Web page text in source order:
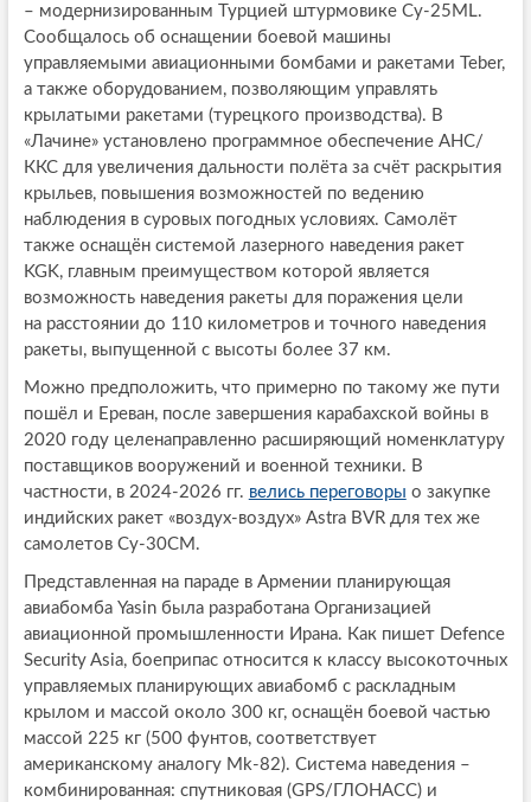
– модернизированным Турцией штурмовике Су-25ML.
Сообщалось об оснащении боевой машины
управляемыми авиационными бомбами и ракетами Teber,
а также оборудованием, позволяющим управлять
крылатыми ракетами (турецкого производства). В
«Лачине» установлено программное обеспечение АНС/
ККС для увеличения дальности полёта за счёт раскрытия
крыльев, повышения возможностей по ведению
наблюдения в суровых погодных условиях. Самолёт
также оснащён системой лазерного наведения ракет
KGK, главным преимуществом которой является
возможность наведения ракеты для поражения цели
на расстоянии до 110 километров и точного наведения
ракеты, выпущенной с высоты более 37 км.
Можно предположить, что примерно по такому же пути
пошёл и Ереван, после завершения карабахской войны в
2020 году целенаправленно расширяющий номенклатуру
поставщиков вооружений и военной техники. В
частности, в 2024-2026 гг. велись переговоры о закупке
индийских ракет «воздух-воздух» Astra BVR для тех же
самолетов Су-30СМ.
Представленная на параде в Армении планирующая
авиабомба Yasin была разработана Организацией
авиационной промышленности Ирана. Как пишет Defence
Security Asia, боеприпас относится к классу высокоточных
управляемых планирующих авиабомб с раскладным
крылом и массой около 300 кг, оснащён боевой частью
массой 225 кг (500 фунтов, соответствует
американскому аналогу Mk-82). Система наведения –
комбинированная: спутниковая (GPS/ГЛОНАСС) и